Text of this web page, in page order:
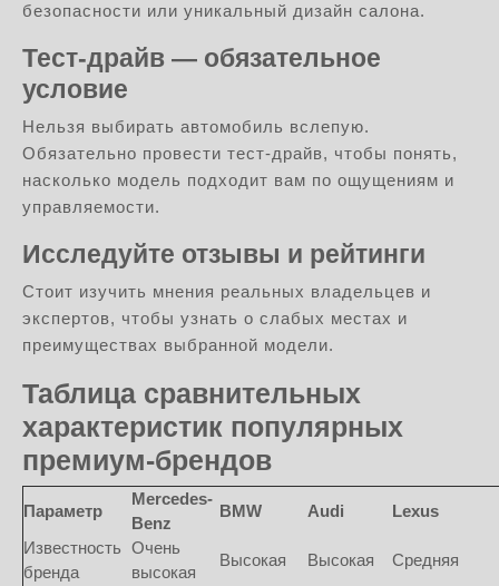
безопасности или уникальный дизайн салона.
Тест-драйв — обязательное
условие
Нельзя выбирать автомобиль вслепую.
Обязательно провести тест-драйв, чтобы понять,
насколько модель подходит вам по ощущениям и
управляемости.
Исследуйте отзывы и рейтинги
Стоит изучить мнения реальных владельцев и
экспертов, чтобы узнать о слабых местах и
преимуществах выбранной модели.
Таблица сравнительных
характеристик популярных
премиум-брендов
Параметр
Mercedes-
Benz
BMW Audi
Lexus
Известность
бренда
Очень
высокая
Высокая Высокая Средняя